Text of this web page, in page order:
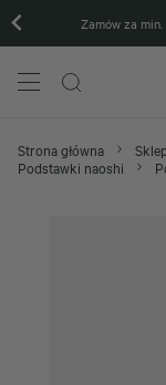
Zamów za
Strona główna
Podstawki naoshi